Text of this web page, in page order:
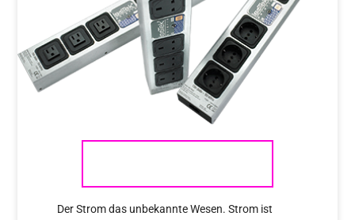
Der Strom das unbekannte Wesen. Strom ist